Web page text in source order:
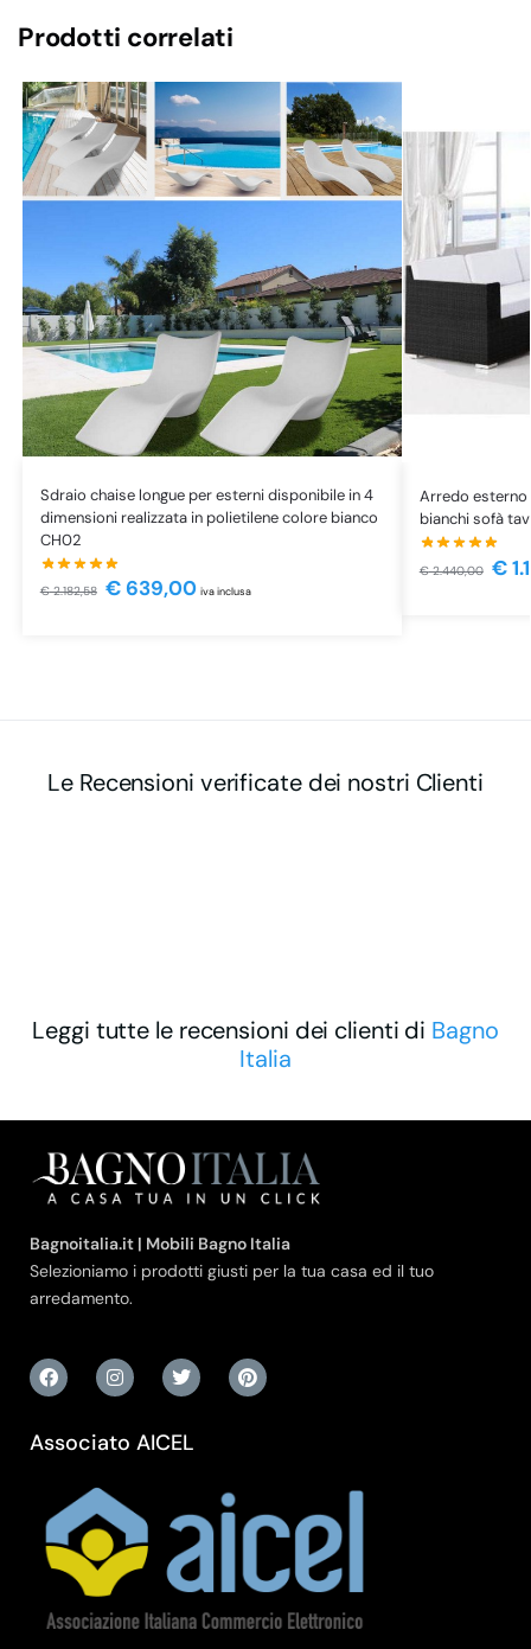
Prodotti correlati
Sdraio chaise longue per esterni disponibile in 4
dimensioni realizzata in polietilene colore bianco
CH02
€2.182,58 €639,00 iva inclusa
Arredo esterno
bianchi sofà
€2.440,00 €
Le Recensioni verificate dei nostri Clienti
Leggi tutte le recensioni dei clienti di Bagno
Italia
Bagnoitalia.it | Mobili Bagno Italia
Selezioniamo i prodotti giusti per la tua casa ed il tuo
arredamento.
Associato AICEL